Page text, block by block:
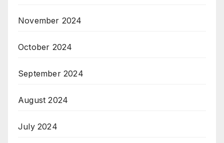
November 2024
October 2024
September 2024
August 2024
July 2024